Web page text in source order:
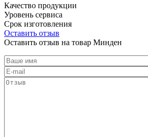
Качество продукции
Уровень сервиса
Срок изготовления
Оставить отзыв
Оставить отзыв на товар Минден